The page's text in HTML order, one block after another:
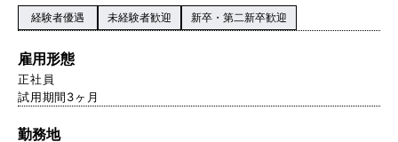
経験者優遇 未経験者歓迎 新卒・第二新卒歓迎
雇用形態
正社員
試用期間3ヶ月
勤務地